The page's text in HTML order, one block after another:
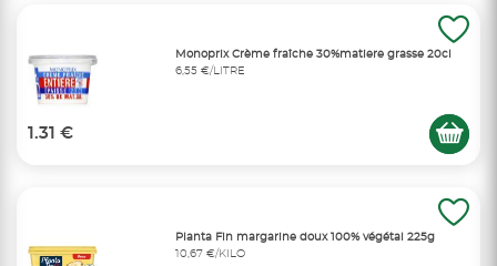
Monoprix Crème fraîche 30%matiere grasse 20cl
6,55 €/LITRE
1.31 €
Planta Fin margarine doux 100% végétal 225g
10,67 €/KILO